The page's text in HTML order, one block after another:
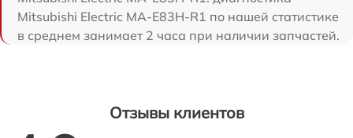
Mitsubishi Electric MA-E83H-R1 по нашей статистике
в среднем занимает 2 часа при наличии запчастей.
Отзывы клиентов